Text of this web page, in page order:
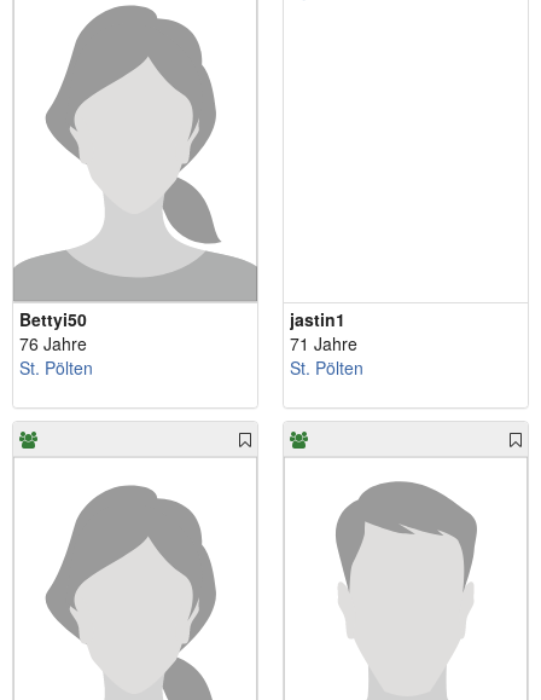
Bettyi50
76 Jahre
St. Pölten
jastin1
71 Jahre
St. Pölten